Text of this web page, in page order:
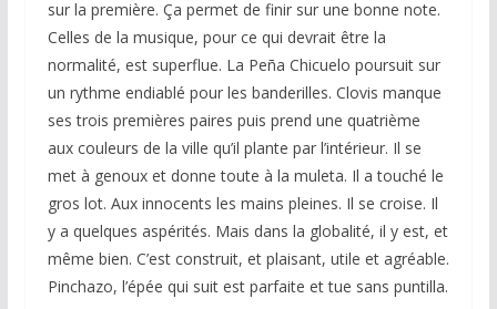
sur la première. Ça permet de finir sur une bonne note.
Celles de la musique, pour ce qui devrait être la
normalité, est superflue. La Peña Chicuelo poursuit sur
un rythme endiablé pour les banderilles. Clovis manque
ses trois premières paires puis prend une quatrième
aux couleurs de la ville qu’il plante par l’intérieur. Il se
met à genoux et donne toute à la muleta. Il a touché le
gros lot. Aux innocents les mains pleines. Il se croise. Il
y a quelques aspérités. Mais dans la globalité, il y est, et
même bien. C’est construit, et plaisant, utile et agréable.
Pinchazo, l’épée qui suit est parfaite et tue sans puntilla.